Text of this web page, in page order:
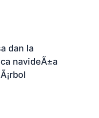
dan la
navideÃ±a